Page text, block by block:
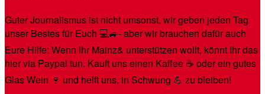
Guter Journalismus ist nicht umsonst, wir geben jeden Tag
unser Bestes für Euch 💻🚙- aber wir brauchen dafür auch
Eure Hilfe: Wenn Ihr Mainz& unterstützen wollt, könnt Ihr das
hier via Paypal tun. Kauft uns einen Kaffee ☕️ oder ein gutes
Glas Wein 🍷 und helft uns, in Schwung 💪 zu bleiben!